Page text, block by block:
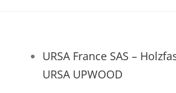
URSA France SAS –
URSA UPWOOD